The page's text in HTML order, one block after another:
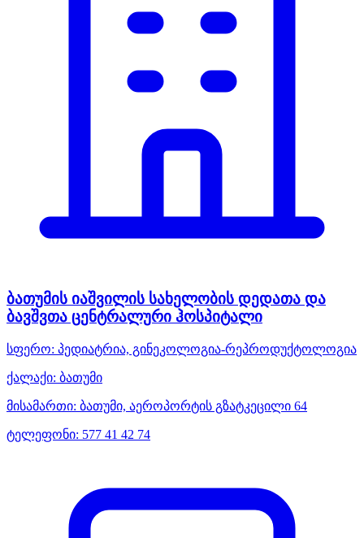
ბათუმის იაშვილის სახელობის დედათა და
ბავშვთა ცენტრალური ჰოსპიტალი
სფერო: პედიატრია, გინეკოლოგია-რეპროდუქტოლოგია
ქალაქი: ბათუმი
მისამართი: ბათუმი, აეროპორტის გზატკეცილი 64
ტელეფონი: 577 41 42 74